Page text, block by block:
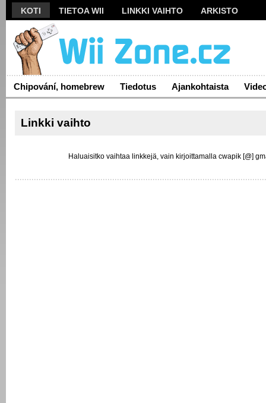
KOTI TIETOA WII LINKKI VAIHTO ARKISTO
Chipování, homebrew Tiedotus Ajankohtaista
Linkki vaihto
Haluaisitko vaihtaa linkkejä, vain kirjoittamalla cwapik [@]